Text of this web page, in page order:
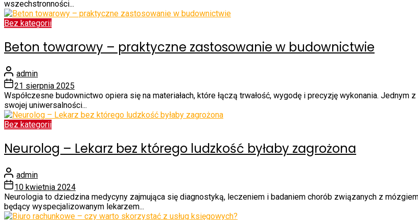
wszechstronności...
Bez kategorii
Beton towarowy – praktyczne zastosowanie w budownictwie
admin
21 sierpnia 2025
Współczesne budownictwo opiera się na materiałach, które łączą trwałość, wygodę i precyzję wykonania.
swojej uniwersalności...
Bez kategorii
Neurolog – Lekarz bez którego ludzkość byłaby zagrożona
admin
10 kwietnia 2024
Neurologia to dziedzina medycyny zajmująca się diagnostyką, leczeniem i badaniem chorób związanych z
będący wyspecjalizowanym lekarzem...